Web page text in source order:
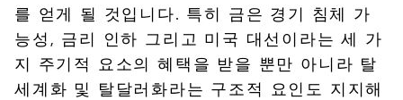
를 얻게 될 것입니다. 특히 금은 경기 침체 가
능성, 금리 인하 그리고 미국 대선이라는 세 가
지 주기적 요소의 혜택을 받을 뿐만 아니라 탈
세계화 및 탈달러화라는 구조적 요인도 지지해